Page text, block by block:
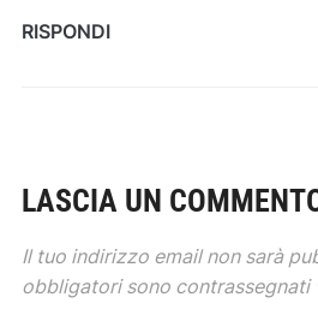
RISPONDI
LASCIA UN
Il tuo indirizzo email non sarà
obbligatori sono contrassegnati